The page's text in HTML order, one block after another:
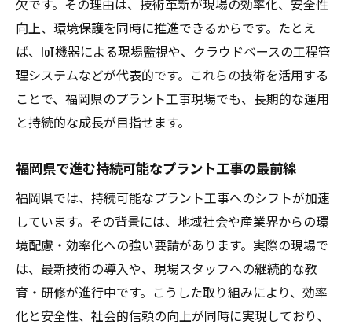
向上、環境保護を同時に推進できるからです。たとえ
ば、IoT機器による現場監視や、クラウドベースの工程管
理システムなどが代表的です。これらの技術を活用する
ことで、福岡県のプラント工事現場でも、長期的な運用
と持続的な成長が目指せます。
福岡県で進む持続可能なプラント工事の最前線
福岡県では、持続可能なプラント工事へのシフトが加速
しています。その背景には、地域社会や産業界からの環
境配慮・効率化への強い要請があります。実際の現場で
は、最新技術の導入や、現場スタッフへの継続的な教
育・研修が進行中です。こうした取り組みにより、効率
化と安全性、社会的信頼の向上が同時に実現しており、